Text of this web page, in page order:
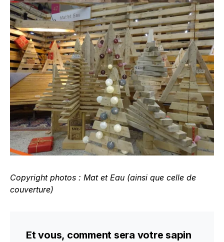
Copyright photos : Mat et Eau (ainsi que celle de
couverture)
Et vous, comment sera votre sapin